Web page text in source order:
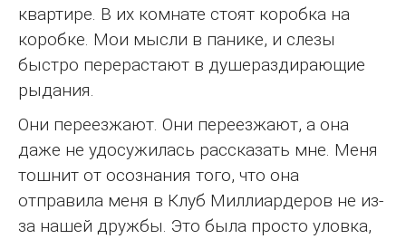
квартире. В их комнате стоят коробка на
коробке. Мои мысли в панике, и слезы
быстро перерастают в душераздирающие
рыдания.
Они переезжают. Они переезжают, а она
даже не удосужилась рассказать мне. Меня
тошнит от осознания того, что она
отправила меня в Клуб Миллиардеров не из-
за нашей дружбы. Это была просто уловка,